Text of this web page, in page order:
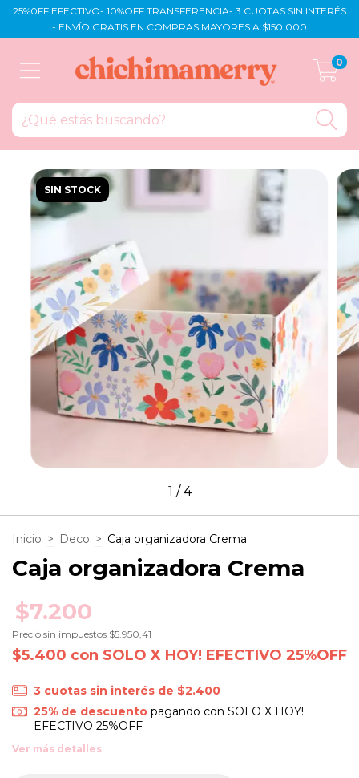
25%0FF EFECTIVO- 10%OFF TRANSFERENCIA- 3 CUOTAS SIN INTERÉS
- ENVÍO GRATIS EN COMPRAS MAYORES A $150.000
0
SIN STOCK
1 /4
Inicio > Deco > Caja organizadora Crema
Caja organizadora Crema
$7.200
Precio sin impuestos $5.950,41
$5.400 con SOLO X HOY! EFECTIVO 25%OFF
3 cuotas sin interés de $2.400
25% de descuentopagando con SOLO X HOY!
EFECTIVO 25%OFF
Ver más detalles